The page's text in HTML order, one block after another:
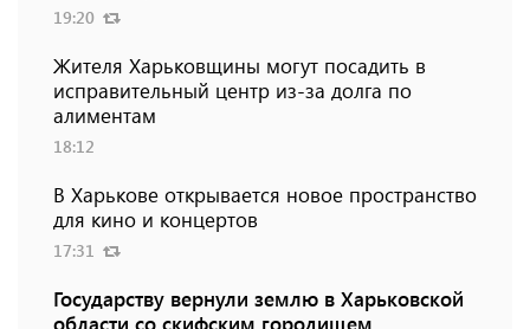
19:20
Жителя Харьковщины могут посадить в
исправительный центр из-за долга по
алиментам
18:12
В Харькове открывается новое пространство
для кино и концертов
17:31
Государству вернули землю в Харьковской
области со скифским городищем